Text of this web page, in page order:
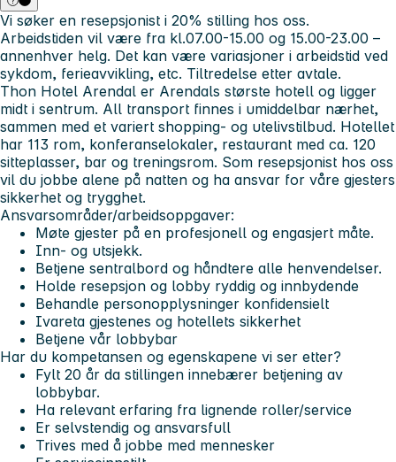
Vi søker en resepsjonist i 20% stilling hos oss.
Arbeidstiden vil være fra kl.07.00-15.00 og 15.00-23.00 –
annenhver helg. Det kan være variasjoner i arbeidstid ved
sykdom, ferieavvikling, etc. Tiltredelse etter avtale.
Thon Hotel Arendal er Arendals største hotell og ligger
midt i sentrum. All transport finnes i umiddelbar nærhet,
sammen med et variert shopping- og utelivstilbud. Hotellet
har 113 rom, konferanselokaler, restaurant med ca. 120
sitteplasser, bar og treningsrom. Som resepsjonist hos oss
vil du jobbe alene på natten og ha ansvar for våre gjesters
sikkerhet og trygghet.
Ansvarsområder/arbeidsoppgaver:
Møte gjester på en profesjonell og engasjert måte.
Inn- og utsjekk.
Betjene sentralbord og håndtere alle henvendelser.
Holde resepsjon og lobby ryddig og innbydende
Behandle personopplysninger konfidensielt
Ivareta gjestenes og hotellets sikkerhet
Betjene vår lobbybar
Har du kompetansen og egenskapene vi ser etter?
Fylt 20 år da stillingen innebærer betjening av
lobbybar.
Ha relevant erfaring fra lignende roller/service
Er selvstendig og ansvarsfull
Trives med å jobbe med mennesker